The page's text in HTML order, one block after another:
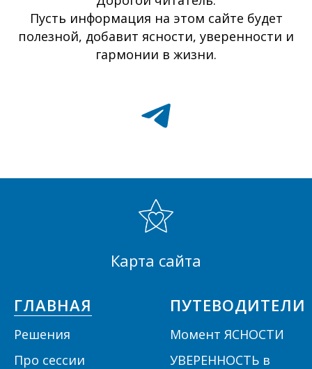
Пусть информация на этом сайте будет
полезной, добавит ясности, уверенности и
гармонии в жизни.
Карта сайта
ГЛАВНАЯ
Решения
Про сессии
ПУТЕВОДИТЕЛИ
Момент ЯСНОСТИ
УВЕРЕННОСТЬ в